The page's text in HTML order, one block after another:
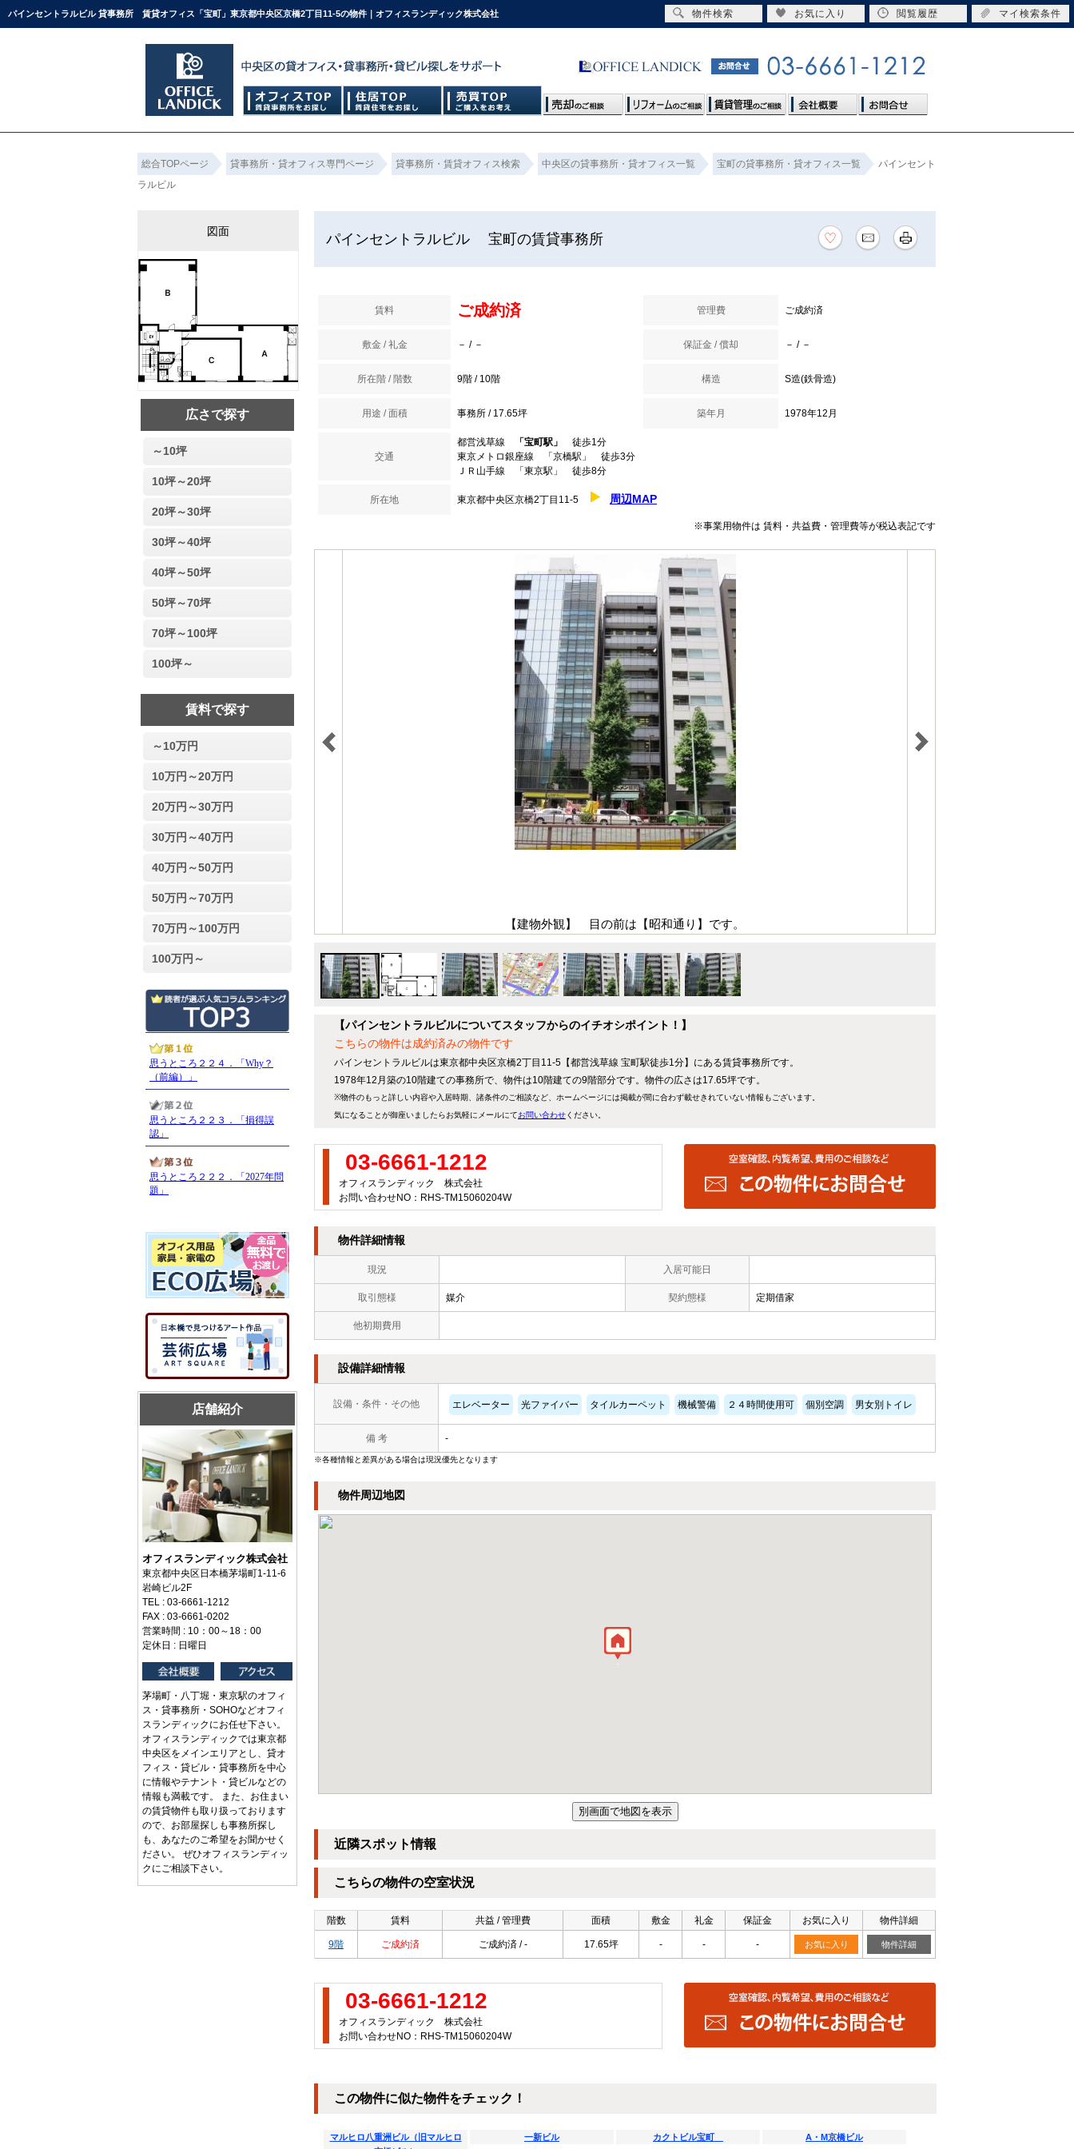
パインセントラルビル 貸事務所 賃貸オフィス「宝町」東京都中央区京橋2丁目11-5の物件｜オフィスランディック株式会社
総合TOPページ 貸事務所・貸オフィス専門ページ 貸事務所・賃貸オフィス検索 中央区の貸事務所・貸オフィス一覧 宝町の貸事務所・貸オフィス一覧
パインセント
ラルビル
パインセントラルビル 宝町の賃貸事務所
賃料 ご成約済 管理費 ご成約済
敷金 / 礼金 － / － 保証金 / 償却 － / －
所在階 / 階数 9階 / 10階 構造 S造(鉄骨造)
用途 / 面積 事務所 / 17.65坪 築年月 1978年12月
交通
都営浅草線 「宝町駅」
徒歩1分
東京メトロ銀座線 「京橋駅」 徒歩3分
ＪＲ山手線 「東京駅」 徒歩8分
所在地 東京都中央区京橋2丁目11-5 周辺MAP
※事業用物件は 賃料・共益費・管理費等が税込表記です
【建物外観】 目の前は【昭和通り】です。
【パインセントラルビルについてスタッフからのイチオシポイント！】
こちらの物件は成約済みの物件です
パインセントラルビルは東京都中央区京橋2丁目11-5【都営浅草線 宝町駅徒歩1分】にある賃貸事務所です。
1978年12月築の10階建ての事務所で、物件は10階建ての9階部分です。物件の広さは17.65坪です。
※物件のもっと詳しい内容や入居時期、諸条件のご相談など、ホームページには掲載が間に合わず載せきれていない情報もございます。
気になることが御座いましたらお気軽にメールにてお問い合わせください。
03-6661-1212
オフィスランディック 株式会社
お問い合わせNO：RHS-TM15060204W
物件詳細情報
現況 入居可能日
取引態様 媒介 契約態様 定期借家
他初期費用
設備詳細情報
設備・条件・その他 エレベーター 光ファイバー タイルカーペット 機械警備 ２４時間使用可 個別空調 男女別トイレ
備 考 -
※各種情報と差異がある場合は現況優先となります
物件周辺地図
近隣スポット情報
こちらの物件の空室状況
階数 賃料 共益 / 管理費 面積 敷金 礼金 保証金 お気に入り 物件詳細
9階 ご成約済 ご成約済 / - 17.65坪 - - - お気に入り 物件詳細
03-6661-1212
オフィスランディック 株式会社
お問い合わせNO：RHS-TM15060204W
この物件に似た物件をチェック！
マルヒロ八重洲ビル（旧マルヒロ
一新ビル カクトビル宝町 A・M京橋ビル
図面
広さで探す
～10坪
10坪～20坪
20坪～30坪
30坪～40坪
40坪～50坪
50坪～70坪
70坪～100坪
100坪～
賃料で探す
～10万円
10万円～20万円
20万円～30万円
30万円～40万円
40万円～50万円
50万円～70万円
70万円～100万円
100万円～
店舗紹介
オフィスランディック株式会社
東京都中央区日本橋茅場町1-11-6
岩崎ビル2F
TEL : 03-6661-1212
FAX : 03-6661-0202
営業時間 : 10：00～18：00
定休日 : 日曜日
茅場町・八丁堀・東京駅のオフィ
ス・貸事務所・SOHOなどオフィ
スランディックにお任せ下さい。
オフィスランディックでは東京都
中央区をメインエリアとし、貸オ
フィス・貸ビル・貸事務所を中心
に情報やテナント・貸ビルなどの
情報も満載です。 また、お住まい
の賃貸物件も取り扱っております
ので、お部屋探しも事務所探し
も、あなたのご希望をお聞かせく
ださい。 ぜひオフィスランディッ
クにご相談下さい。
物件検索 お気に入り 閲覧履歴 マイ検索条件